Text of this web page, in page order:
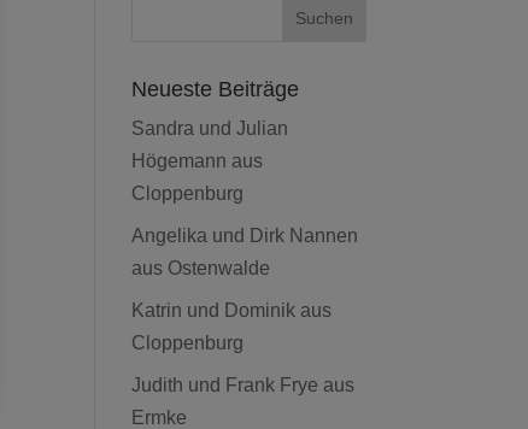
Neueste Beiträge
Sandra und Julian
Högemann aus
Cloppenburg
Angelika und Dirk Nannen
aus Ostenwalde
Katrin und Dominik aus
Cloppenburg
Judith und Frank Frye aus
Ermke